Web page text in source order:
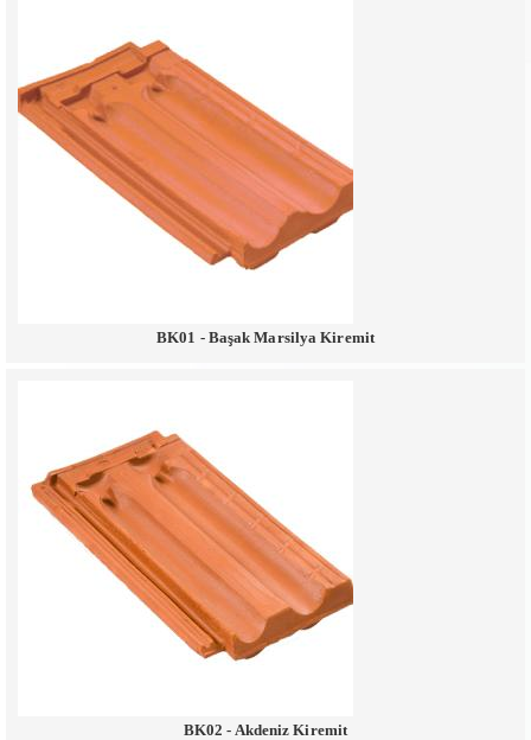
BK01 - Başak Marsilya Kiremit
BK02 - Akdeniz Kiremit